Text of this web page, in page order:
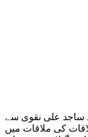
ساجد علی نقوی سے
کی ملاقات میں